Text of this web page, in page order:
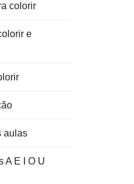
colorir
e
aulas
A E I O U